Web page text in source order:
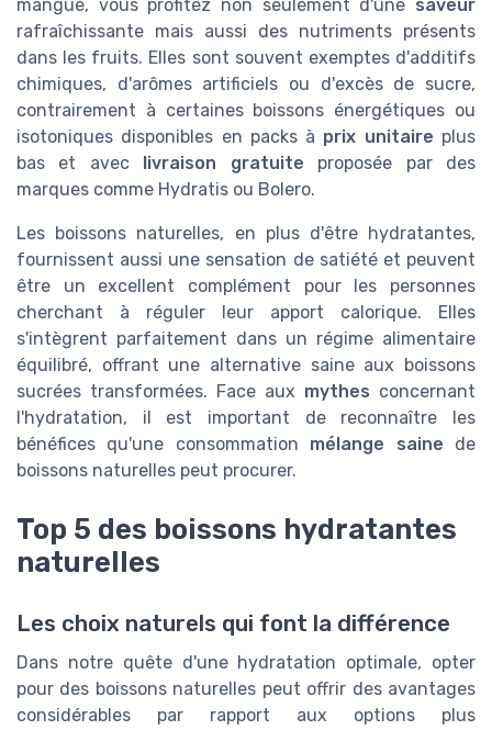
mangue, vous profitez non seulement d'une saveur
rafraîchissante mais aussi des nutriments présents
dans les fruits. Elles sont souvent exemptes d'additifs
chimiques, d'arômes artificiels ou d'excès de sucre,
contrairement à certaines boissons énergétiques ou
isotoniques disponibles en packs à prix unitaire plus
bas et avec livraison gratuite proposée par des
marques comme Hydratis ou Bolero.
Les boissons naturelles, en plus d'être hydratantes,
fournissent aussi une sensation de satiété et peuvent
être un excellent complément pour les personnes
cherchant à réguler leur apport calorique. Elles
s'intègrent parfaitement dans un régime alimentaire
équilibré, offrant une alternative saine aux boissons
sucrées transformées. Face aux mythes concernant
l'hydratation, il est important de reconnaître les
bénéfices qu'une consommation mélange saine de
boissons naturelles peut procurer.
Top 5 des boissons hydratantes
naturelles
Les choix naturels qui font la différence
Dans notre quête d'une hydratation optimale, opter
pour des boissons naturelles peut offrir des avantages
considérables par rapport aux options plus